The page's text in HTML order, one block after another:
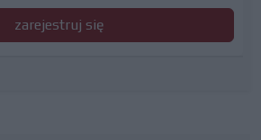
zarejestruj się